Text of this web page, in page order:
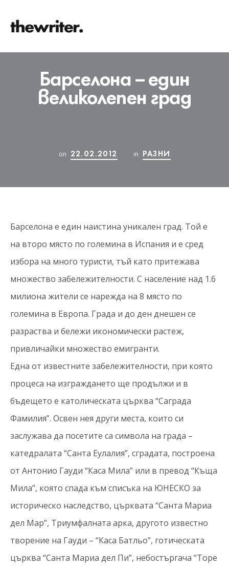
Барселона – един
великолепен град
on 22.02.2012 in РАЗНИ
Барселона е един наистина уникален град. Той е
на второ място по големина в Испания и е сред
избора на много туристи, тъй като притежава
множество забележителности. С население над 1.6
милиона жители се нарежда на 8 място по
големина в Европа. Града и до ден днешен се
разраства и бележи икономически растеж,
привличайки множество емигранти.
Една от известните забележителности, при която
процеса на изграждането ще продължи и в
бъдещето е католическата църква “Саграда
Фамилия”. Освен нея други места, които си
заслужава да посетите са символа на града –
катедралата “Санта Еулалия”, сградата, построена
от Антонио Гауди “Каса Мила” или в превод “Къща
Мила”, която спада към списъка на ЮНЕСКО за
историческо наследство, църквата “Санта Мариа
дел Мар”, Триумфалната арка, другото известно
творение на Гауди – “Каса Батльо”, готическата
църква “Санта Мариа дел Пи”, небостъргача “Торе